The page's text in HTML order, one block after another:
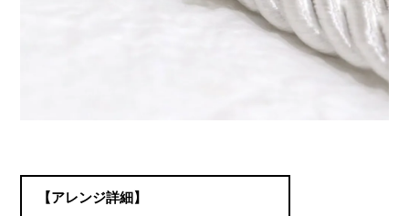
【アレンジ詳細】